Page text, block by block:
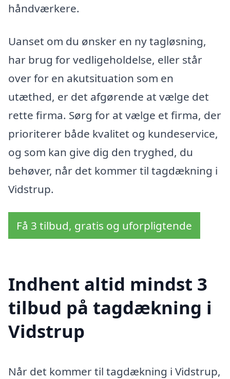
håndværkere.
Uanset om du ønsker en ny tagløsning,
har brug for vedligeholdelse, eller står
over for en akutsituation som en
utæthed, er det afgørende at vælge det
rette firma. Sørg for at vælge et firma, der
prioriterer både kvalitet og kundeservice,
og som kan give dig den tryghed, du
behøver, når det kommer til tagdækning i
Vidstrup.
Få 3 tilbud, gratis og uforpligtende
Indhent altid mindst 3
tilbud på tagdækning i
Vidstrup
Når det kommer til tagdækning i Vidstrup,